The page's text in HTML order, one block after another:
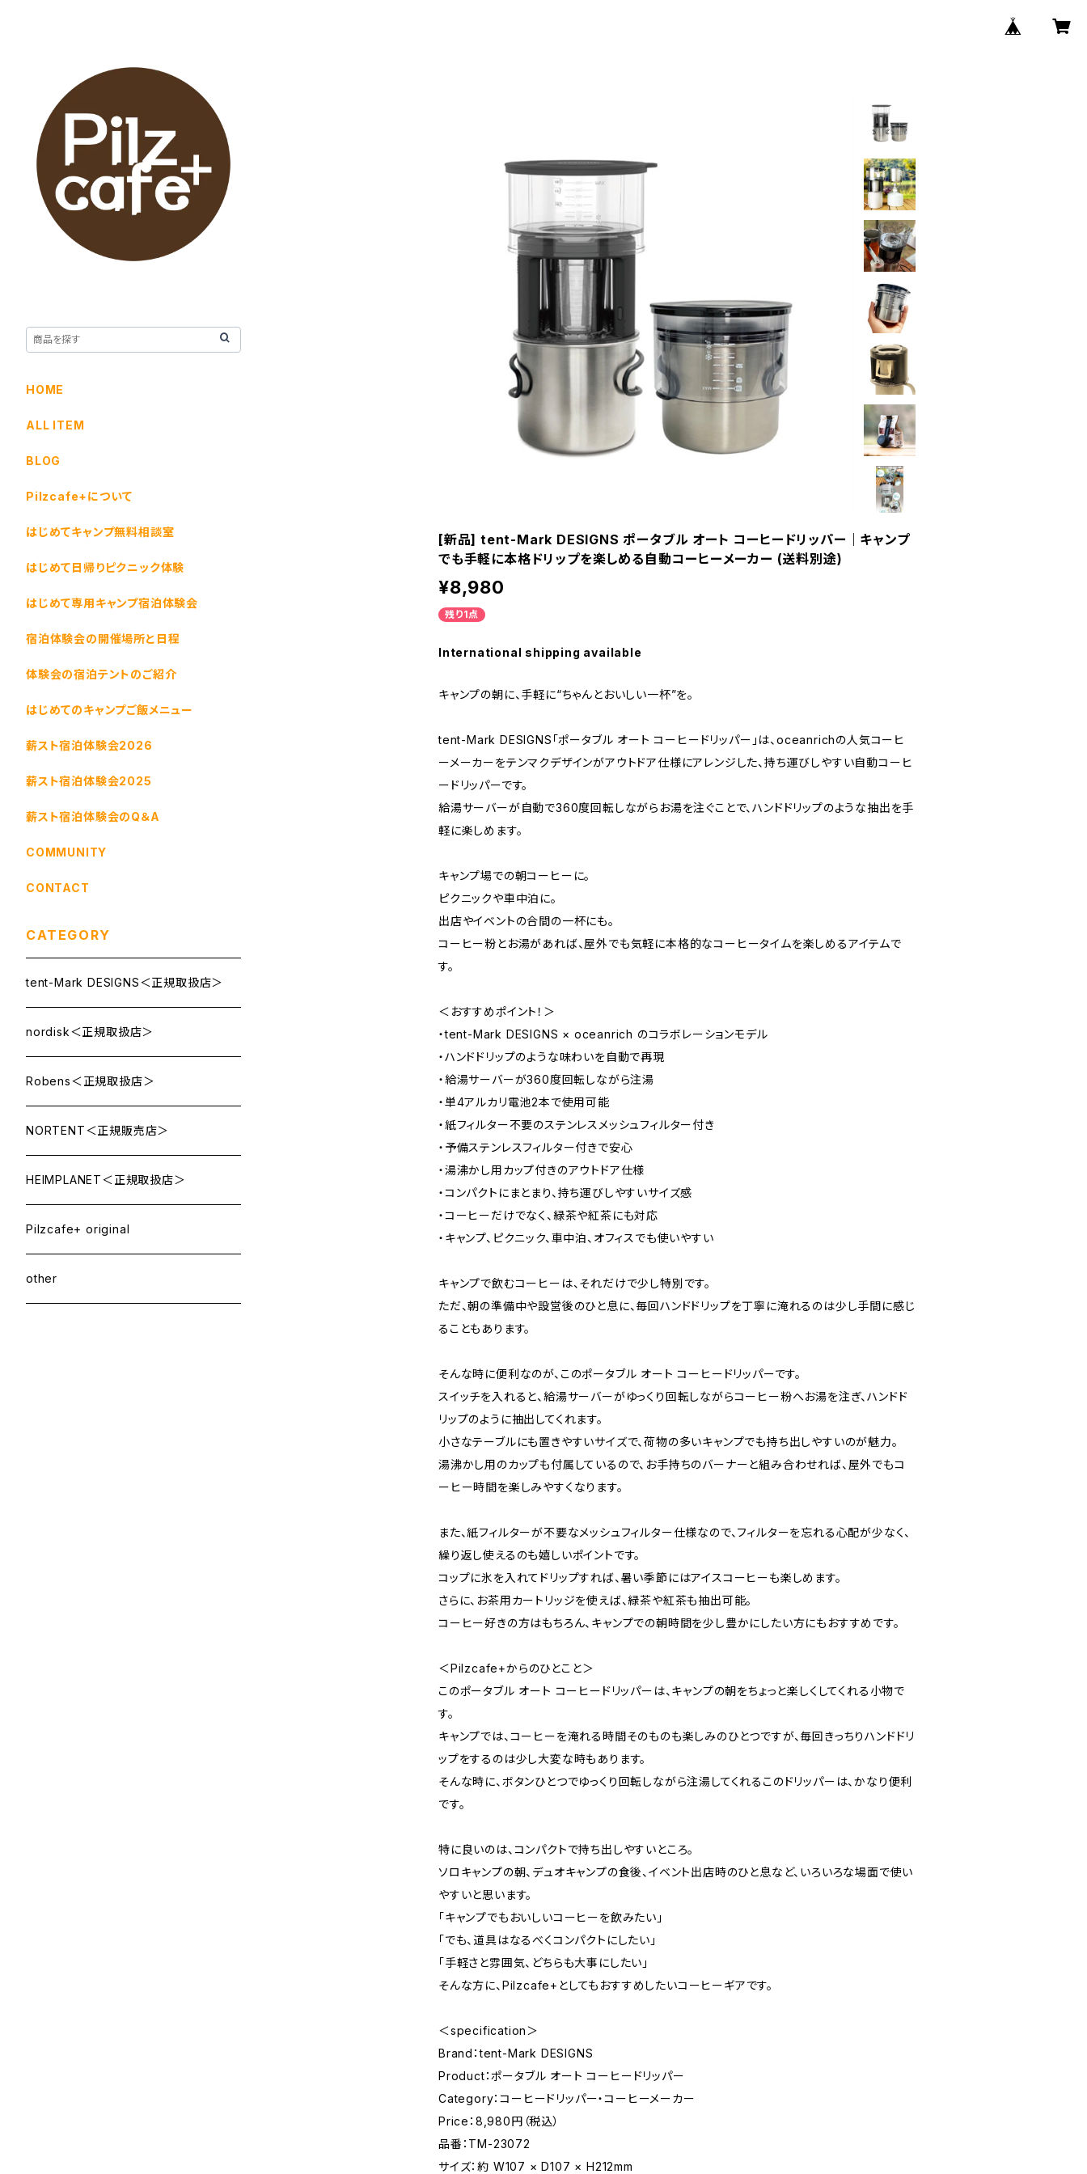
[新品] tent-Mark DESIGNS ポータブル オート コーヒードリッパー｜キャンプ
でも手軽に本格ドリップを楽しめる自動コーヒーメーカー (送料別途)
¥8,980
残り1点
International shipping available
キャンプの朝に、手軽に“ちゃんとおいしい一杯”を。
tent-Mark DESIGNS「ポータブル オート コーヒードリッパー」は、oceanrichの人気コーヒ
ーメーカーをテンマクデザインがアウトドア仕様にアレンジした、持ち運びしやすい自動コーヒ
ードリッパーです。
給湯サーバーが自動で360度回転しながらお湯を注ぐことで、ハンドドリップのような抽出を手
軽に楽しめます。
キャンプ場での朝コーヒーに。
ピクニックや車中泊に。
出店やイベントの合間の一杯にも。
コーヒー粉とお湯があれば、屋外でも気軽に本格的なコーヒータイムを楽しめるアイテムで
す。
＜おすすめポイント！＞
・tent-Mark DESIGNS × oceanrich のコラボレーションモデル
・ハンドドリップのような味わいを自動で再現
・給湯サーバーが360度回転しながら注湯
・単4アルカリ電池2本で使用可能
・紙フィルター不要のステンレスメッシュフィルター付き
・予備ステンレスフィルター付きで安心
・湯沸かし用カップ付きのアウトドア仕様
・コンパクトにまとまり、持ち運びしやすいサイズ感
・コーヒーだけでなく、緑茶や紅茶にも対応
・キャンプ、ピクニック、車中泊、オフィスでも使いやすい
キャンプで飲むコーヒーは、それだけで少し特別です。
ただ、朝の準備中や設営後のひと息に、毎回ハンドドリップを丁寧に淹れるのは少し手間に感じ
ることもあります。
そんな時に便利なのが、このポータブル オート コーヒードリッパーです。
スイッチを入れると、給湯サーバーがゆっくり回転しながらコーヒー粉へお湯を注ぎ、ハンドド
リップのように抽出してくれます。
小さなテーブルにも置きやすいサイズで、荷物の多いキャンプでも持ち出しやすいのが魅力。
湯沸かし用のカップも付属しているので、お手持ちのバーナーと組み合わせれば、屋外でもコ
ーヒー時間を楽しみやすくなります。
また、紙フィルターが不要なメッシュフィルター仕様なので、フィルターを忘れる心配が少なく、
繰り返し使えるのも嬉しいポイントです。
コップに氷を入れてドリップすれば、暑い季節にはアイスコーヒーも楽しめます。
さらに、お茶用カートリッジを使えば、緑茶や紅茶も抽出可能。
コーヒー好きの方はもちろん、キャンプでの朝時間を少し豊かにしたい方にもおすすめです。
＜Pilzcafe+からのひとこと＞
このポータブル オート コーヒードリッパーは、キャンプの朝をちょっと楽しくしてくれる小物で
す。
キャンプでは、コーヒーを淹れる時間そのものも楽しみのひとつですが、毎回きっちりハンドドリ
ップをするのは少し大変な時もあります。
そんな時に、ボタンひとつでゆっくり回転しながら注湯してくれるこのドリッパーは、かなり便利
です。
特に良いのは、コンパクトで持ち出しやすいところ。
ソロキャンプの朝、デュオキャンプの食後、イベント出店時のひと息など、いろいろな場面で使い
やすいと思います。
「キャンプでもおいしいコーヒーを飲みたい」
「でも、道具はなるべくコンパクトにしたい」
「手軽さと雰囲気、どちらも大事にしたい」
そんな方に、Pilzcafe+としてもおすすめしたいコーヒーギアです。
＜specification＞
Brand：tent-Mark DESIGNS
Product：ポータブル オート コーヒードリッパー
Category：コーヒードリッパー・コーヒーメーカー
Price：8,980円（税込）
品番：TM-23072
サイズ：約 W107 × D107 × H212mm
HOME
ALL ITEM
BLOG
Pilzcafe+について
はじめてキャンプ無料相談室
はじめて日帰りピクニック体験
はじめて専用キャンプ宿泊体験会
宿泊体験会の開催場所と日程
体験会の宿泊テントのご紹介
はじめてのキャンプご飯メニュー
薪スト宿泊体験会2026
薪スト宿泊体験会2025
薪スト宿泊体験会のQ＆A
COMMUNITY
CONTACT
CATEGORY
tent-Mark DESIGNS＜正規取扱店＞
nordisk＜正規取扱店＞
Robens＜正規取扱店＞
NORTENT＜正規販売店＞
HEIMPLANET＜正規取扱店＞
Pilzcafe+ original
other